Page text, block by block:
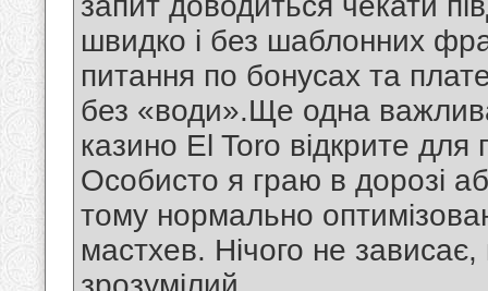
швидко і без шаблонних
питання по бонусах та
без «води».Ще одна
казино El Toro відкрите
Особисто я граю в дорозі
тому нормально
мастхев. Нічого не зависає,